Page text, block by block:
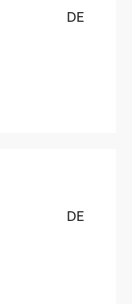
DE
DE